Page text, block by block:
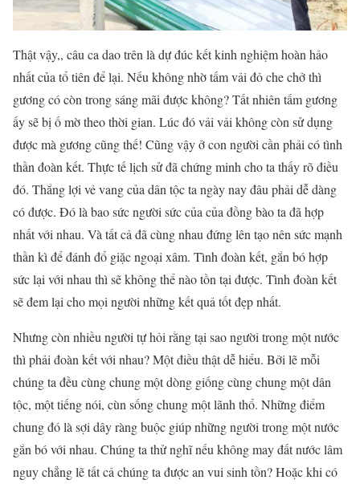
Thật vậy,, câu ca dao trên là dự đúc kết kinh nghiệm hoàn hảo
nhất của tổ tiên để lại. Nếu không nhờ tấm vải đỏ che chở thì
gương có còn trong sáng mãi được không? Tất nhiên tấm gương
ấy sẽ bị ố mờ theo thời gian. Lúc đó vải vải không còn sử dụng
được mà gương cũng thế! Cũng vậy ở con người cần phải có tình
thần đoàn kết. Thực tế lịch sử đã chứng minh cho ta thấy rõ điều
đó. Thắng lợi vẻ vang của dân tộc ta ngày nay đâu phải dễ dàng
có được. Đó là bao sức người sức của của đồng bào ta đã hợp
nhất với nhau. Và tất cả đã cùng nhau đứng lên tạo nên sức mạnh
thần kì để đánh đổ giặc ngoại xâm. Tình đoàn kết, gắn bó hợp
sức lại với nhau thì sẽ không thể nào tồn tại được. Tình đoàn kết
sẽ đem lại cho mọi người những kết quả tốt đẹp nhất.
Nhưng còn nhiều người tự hỏi rằng tại sao người trong một nước
thì phải đoàn kết với nhau? Một điều thật dễ hiểu. Bởi lẽ mỗi
chúng ta đều cùng chung một dòng giống cùng chung một dân
tộc, một tiếng nói, cùn sống chung một lãnh thổ. Những điểm
chung đó là sợi dây ràng buộc giúp những người trong một nước
gắn bó với nhau. Chúng ta thử nghĩ nếu không may đất nước lâm
nguy chẳng lẽ tất cả chúng ta được an vui sinh tồn? Hoặc khi có